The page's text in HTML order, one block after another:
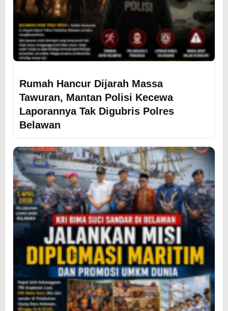
Rumah Hancur Dijarah Massa
Tawuran, Mantan Polisi Kecewa
Laporannya Tak Digubris Polres
Belawan